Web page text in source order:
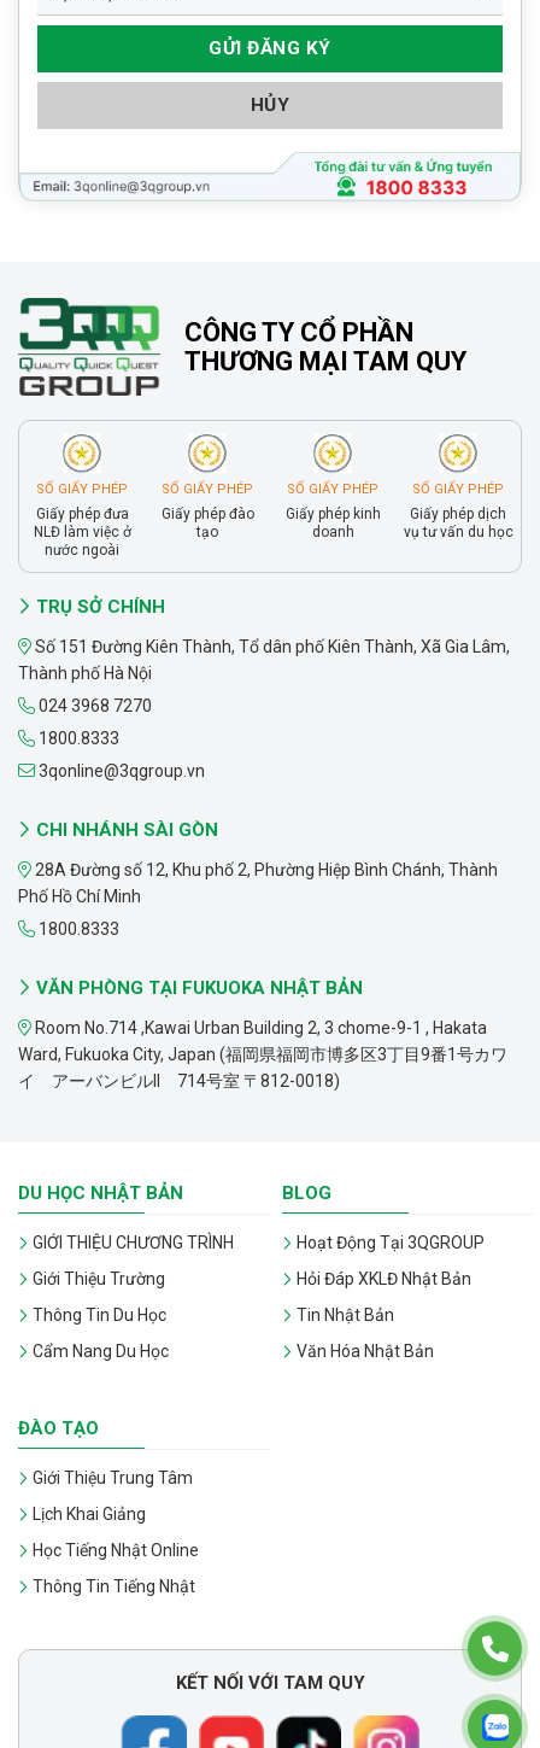
HỦY
CÔNG TY CỔ PHẦN
THƯƠNG MẠI TAM QUY
SỐ GIẤY PHÉP
Giấy phép đưa
NLĐ làm việc ở
nước ngoài
SỐ GIẤY PHÉP
Giấy phép đào
tạo
SỐ GIẤY PHÉP
Giấy phép kinh
doanh
SỐ GIẤY PHÉP
Giấy phép dịch
vụ tư vấn du học
TRỤ SỞ CHÍNH
Số 151 Đường Kiên Thành, Tổ dân phố Kiên Thành, Xã Gia Lâm,
Thành phố Hà Nội
024 3968 7270
1800.8333
3qonline@3qgroup.vn
CHI NHÁNH SÀI GÒN
28A Đường số 12, Khu phố 2, Phường Hiệp Bình Chánh, Thành
Phố Hồ Chí Minh
1800.8333
VĂN PHÒNG TẠI FUKUOKA NHẬT BẢN
Room No.714 ,Kawai Urban Building 2, 3 chome-9-1 , Hakata
Ward, Fukuoka City, Japan (福岡県福岡市博多区3丁目9番1号カワ
イ アーバンビルII 714号室 〒812-0018)
DU HỌC NHẬT BẢN
GIỚI THIỆU CHƯƠNG TRÌNH
Giới Thiệu Trường
Thông Tin Du Học
Cẩm Nang Du Học
BLOG
Hoạt Động Tại 3QGROUP
Hỏi Đáp XKLĐ Nhật Bản
Tin Nhật Bản
Văn Hóa Nhật Bản
ĐÀO TẠO
Giới Thiệu Trung Tâm
Lịch Khai Giảng
Học Tiếng Nhật Online
Thông Tin Tiếng Nhật
KẾT NỐI VỚI TAM QUY